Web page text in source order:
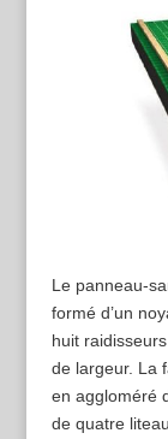
Le panneau-
formé d’un
huit
de largeur. La
en aggloméré
de quatre